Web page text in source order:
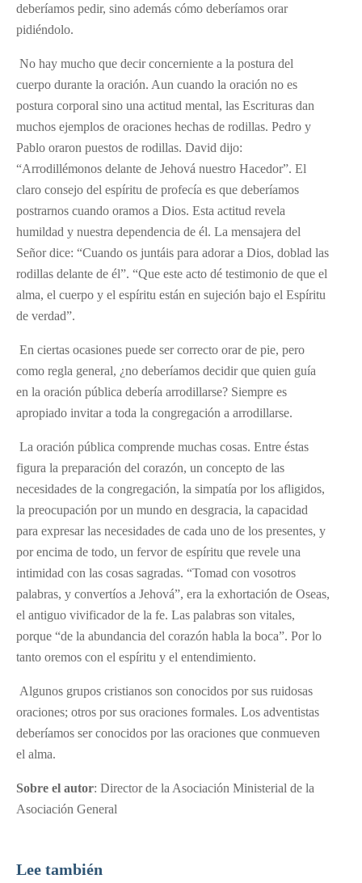
deberíamos pedir, sino además cómo deberíamos orar
pidiéndolo.
No hay mucho que decir concerniente a la postura del
cuerpo durante la oración. Aun cuando la oración no es
postura corporal sino una actitud mental, las Escrituras dan
muchos ejemplos de oraciones hechas de rodillas. Pedro y
Pablo oraron puestos de rodillas. David dijo:
“Arrodillémonos delante de Jehová nuestro Hacedor”. El
claro consejo del espíritu de profecía es que deberíamos
postrarnos cuando oramos a Dios. Esta actitud revela
humildad y nuestra dependencia de él. La mensajera del
Señor dice: “Cuando os juntáis para adorar a Dios, doblad las
rodillas delante de él”. “Que este acto dé testimonio de que el
alma, el cuerpo y el espíritu están en sujeción bajo el Espíritu
de verdad”.
En ciertas ocasiones puede ser correcto orar de pie, pero
como regla general, ¿no deberíamos decidir que quien guía
en la oración pública debería arrodillarse? Siempre es
apropiado invitar a toda la congregación a arrodillarse.
La oración pública comprende muchas cosas. Entre éstas
figura la preparación del corazón, un concepto de las
necesidades de la congregación, la simpatía por los afligidos,
la preocupación por un mundo en desgracia, la capacidad
para expresar las necesidades de cada uno de los presentes, y
por encima de todo, un fervor de espíritu que revele una
intimidad con las cosas sagradas. “Tomad con vosotros
palabras, y convertíos a Jehová”, era la exhortación de Oseas,
el antiguo vivificador de la fe. Las palabras son vitales,
porque “de la abundancia del corazón habla la boca”. Por lo
tanto oremos con el espíritu y el entendimiento.
Algunos grupos cristianos son conocidos por sus ruidosas
oraciones; otros por sus oraciones formales. Los adventistas
deberíamos ser conocidos por las oraciones que conmueven
el alma.
Sobre el autor: Director de la Asociación Ministerial de la
Asociación General
Lee también